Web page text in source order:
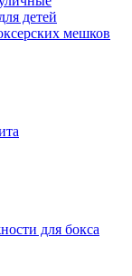
детей
мешков
для бокса